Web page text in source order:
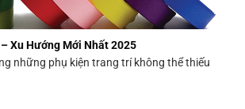
Xu Hướng Mới Nhất 2025
những phụ kiện trang trí không thể thiếu